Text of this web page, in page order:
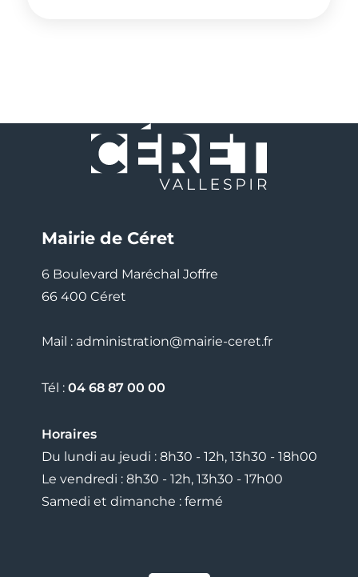
Mairie de Céret
6 Boulevard Maréchal Joffre
66 400 Céret
Mail : administration@mairie-ceret.fr
Tél : 04 68 87 00 00
Horaires
Du lundi au jeudi : 8h30 - 12h, 13h30 - 18h00
Le vendredi : 8h30 - 12h, 13h30 - 17h00
Samedi et dimanche : fermé